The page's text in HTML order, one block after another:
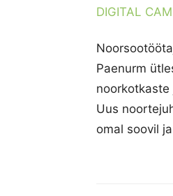
Paenurm
Uus
omal soovil